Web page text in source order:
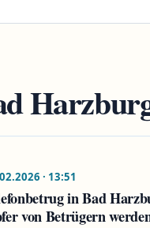
· 13:51
in Bad
von Betrügern